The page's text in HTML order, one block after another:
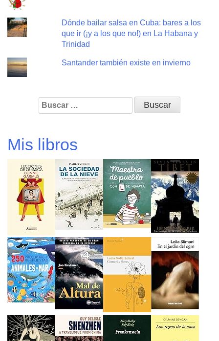
Dónde bailar salsa en Cuba: bares a los
que ir (¡y a los que no!) en La Habana y
Trinidad
Santander también existe en invierno
Buscar:
Mis libros